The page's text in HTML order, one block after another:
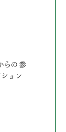
らの参
ョン